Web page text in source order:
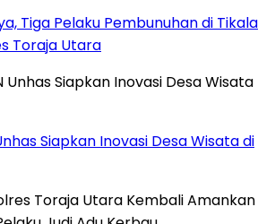
Tiga Pelaku Pembunuhan di Tikala
Toraja Utara
Siapkan Inovasi Desa Wisata di